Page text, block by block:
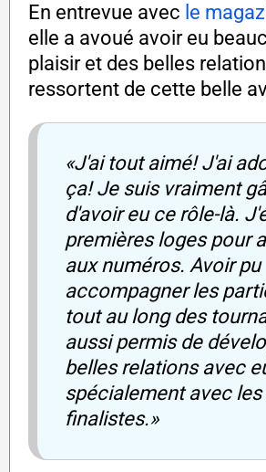
En entrevue avec le
elle a avoué avoir eu
plaisir et des belles
ressortent de cette belle
«J'ai tout aimé! J'ai
ça! Je suis vraiment
d'avoir eu ce rôle-là.
premières loges pour
aux numéros. Avoir pu
accompagner les
tout au long des
aussi permis de
belles relations avec
spécialement avec les
finalistes.»